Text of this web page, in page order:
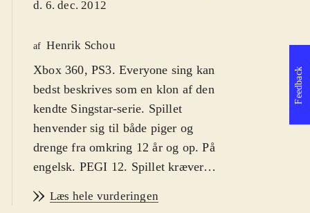
d. 6. dec. 2012
af Henrik Schou
Xbox 360, PS3. Everyone sing kan
bedst beskrives som en klon af den
kendte Singstar-serie. Spillet
henvender sig til både piger og
drenge fra omkring 12 år og op. På
engelsk. PEGI 12. Spillet kræver
Everyone sing låner stort set hele sit
Læs hele vurderingen
Feedback